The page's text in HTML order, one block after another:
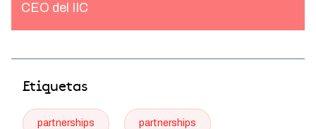
CEO del IIC
Etiquetas
partnerships partnerships